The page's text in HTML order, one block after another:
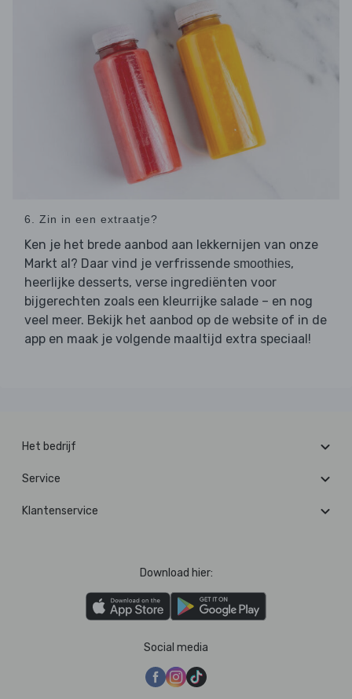
6. Zin in een extraatje?
Ken je het brede aanbod aan lekkernijen van onze
Markt al? Daar vind je verfrissende smoothies,
heerlijke desserts, verse ingrediënten voor
bijgerechten zoals een kleurrijke salade – en nog
veel meer. Bekijk het aanbod op de website of in de
app en maak je volgende maaltijd extra speciaal!
Het bedrijf
Service
Klantenservice
Download hier:
Social media